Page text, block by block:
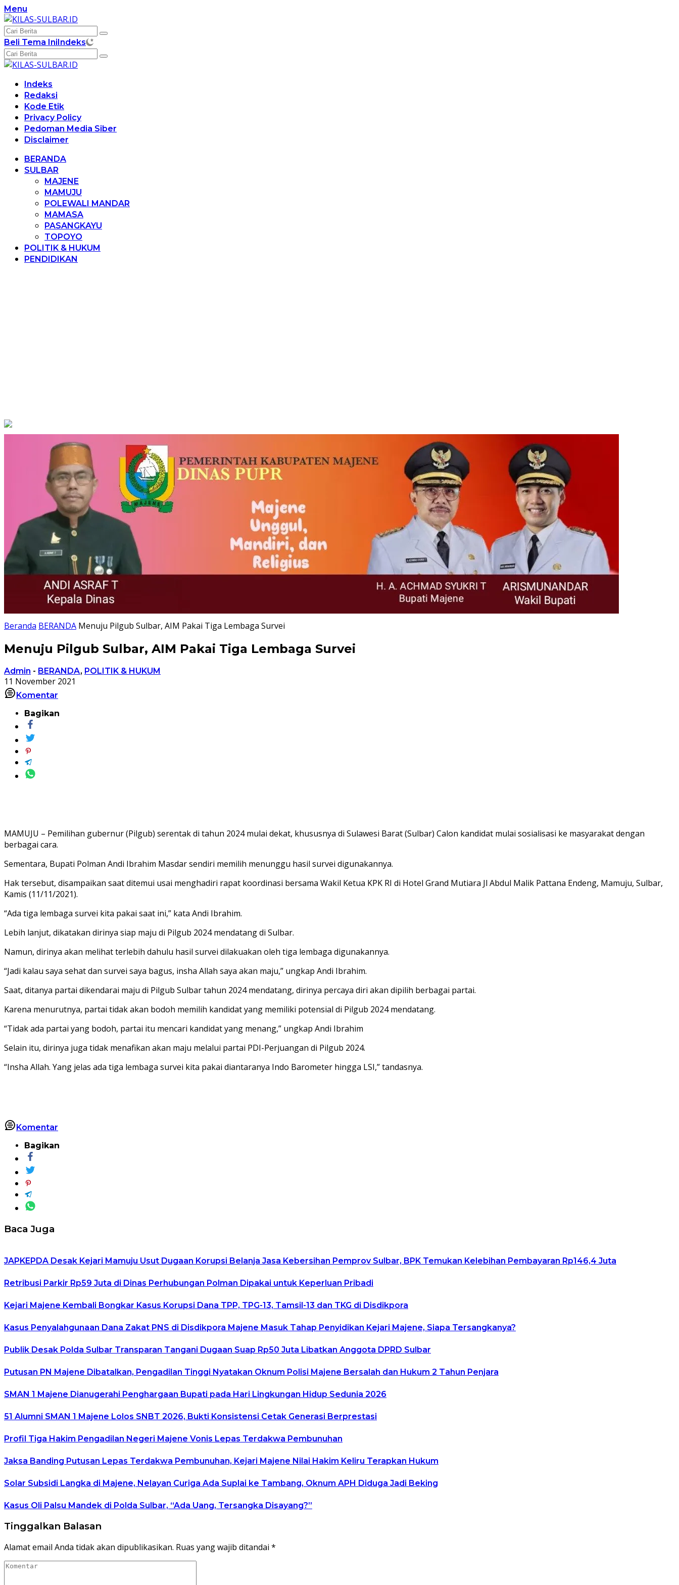
Langsung
ke
konten
Menu
Beli Tema IniIndeks
Indeks
Redaksi
Kode Etik
Privacy Policy
Pedoman Media Siber
Disclaimer
BERANDA
SULBAR
MAJENE
MAMUJU
POLEWALI MANDAR
MAMASA
PASANGKAYU
TOPOYO
POLITIK & HUKUM
PENDIDIKAN
Beranda BERANDA Menuju Pilgub Sulbar, AIM Pakai Tiga Lembaga Survei
Menuju Pilgub Sulbar, AIM Pakai Tiga Lembaga Survei
Admin - BERANDA, POLITIK & HUKUM
11 November 2021
Komentar
Bagikan
MAMUJU – Pemilihan gubernur (Pilgub) serentak di tahun 2024 mulai dekat, khususnya di Sulawesi Barat (Sulbar) Calon kandidat mulai sosialisasi ke masyarakat dengan
berbagai cara.
Sementara, Bupati Polman Andi Ibrahim Masdar sendiri memilih menunggu hasil survei digunakannya.
Hak tersebut, disampaikan saat ditemui usai menghadiri rapat koordinasi bersama Wakil Ketua KPK RI di Hotel Grand Mutiara Jl Abdul Malik Pattana Endeng, Mamuju, Sulbar,
Kamis (11/11/2021).
“Ada tiga lembaga survei kita pakai saat ini,” kata Andi Ibrahim.
Lebih lanjut, dikatakan dirinya siap maju di Pilgub 2024 mendatang di Sulbar.
Namun, dirinya akan melihat terlebih dahulu hasil survei dilakuakan oleh tiga lembaga digunakannya.
“Jadi kalau saya sehat dan survei saya bagus, insha Allah saya akan maju,” ungkap Andi Ibrahim.
Saat, ditanya partai dikendarai maju di Pilgub Sulbar tahun 2024 mendatang, dirinya percaya diri akan dipilih berbagai partai.
Karena menurutnya, partai tidak akan bodoh memilih kandidat yang memiliki potensial di Pilgub 2024 mendatang.
“Tidak ada partai yang bodoh, partai itu mencari kandidat yang menang,” ungkap Andi Ibrahim
Selain itu, dirinya juga tidak menafikan akan maju melalui partai PDI-Perjuangan di Pilgub 2024.
“Insha Allah. Yang jelas ada tiga lembaga survei kita pakai diantaranya Indo Barometer hingga LSI,” tandasnya.
Komentar
Bagikan
Baca Juga
JAPKEPDA Desak Kejari Mamuju Usut Dugaan Korupsi Belanja Jasa Kebersihan Pemprov Sulbar, BPK Temukan Kelebihan Pembayaran Rp146,4 Juta
Retribusi Parkir Rp59 Juta di Dinas Perhubungan Polman Dipakai untuk Keperluan Pribadi
Kejari Majene Kembali Bongkar Kasus Korupsi Dana TPP, TPG-13, Tamsil-13 dan TKG di Disdikpora
Kasus Penyalahgunaan Dana Zakat PNS di Disdikpora Majene Masuk Tahap Penyidikan Kejari Majene, Siapa Tersangkanya?
Publik Desak Polda Sulbar Transparan Tangani Dugaan Suap Rp50 Juta Libatkan Anggota DPRD Sulbar
Putusan PN Majene Dibatalkan, Pengadilan Tinggi Nyatakan Oknum Polisi Majene Bersalah dan Hukum 2 Tahun Penjara
SMAN 1 Majene Dianugerahi Penghargaan Bupati pada Hari Lingkungan Hidup Sedunia 2026
51 Alumni SMAN 1 Majene Lolos SNBT 2026, Bukti Konsistensi Cetak Generasi Berprestasi
Profil Tiga Hakim Pengadilan Negeri Majene Vonis Lepas Terdakwa Pembunuhan
Jaksa Banding Putusan Lepas Terdakwa Pembunuhan, Kejari Majene Nilai Hakim Keliru Terapkan Hukum
Solar Subsidi Langka di Majene, Nelayan Curiga Ada Suplai ke Tambang, Oknum APH Diduga Jadi Beking
Kasus Oli Palsu Mandek di Polda Sulbar, “Ada Uang, Tersangka Disayang?”
Tinggalkan Balasan
Alamat email Anda tidak akan dipublikasikan. Ruas yang wajib ditandai *